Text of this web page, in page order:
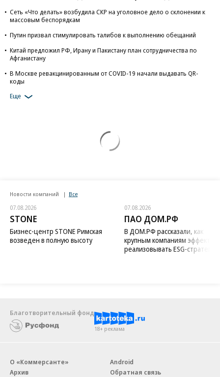
Сеть «Что делать» возбудила СКР на уголовное дело о склонении к
массовым беспорядкам
Путин призвал стимулировать талибов к выполнению обещаний
Китай предложил РФ, Ирану и Пакистану план сотрудничества по
Афганистану
В Москве ревакцинированным от COVID-19 начали выдавать QR-
коды
Еще
Новости компаний Все
07.08.2026
STONE
Бизнес-центр STONE Римская
возведен в полную высоту
07.08.2026
ПАО ДОМ.РФ
В ДОМ.РФ рассказали, как
крупным компаниям
реализовывать ESG-стратегию
Благотворительный фонд
18+ реклама
О «Коммерсанте»
Архив
Android
Обратная связь